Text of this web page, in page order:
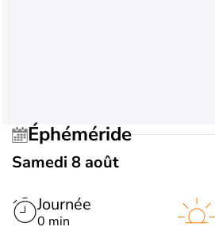
Éphéméride
Samedi 8 août
Journée
0 min